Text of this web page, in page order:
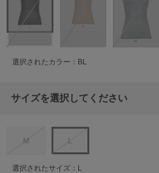
選択されたカラー：BL
サイズを選択してください
M L
選択されたサイズ：L